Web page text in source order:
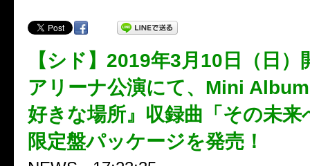
【シド】2019年3月10日（日）
アリーナ公演にて、Mini
好きな場所』収録曲「その未来
限定盤パッケージを発売！